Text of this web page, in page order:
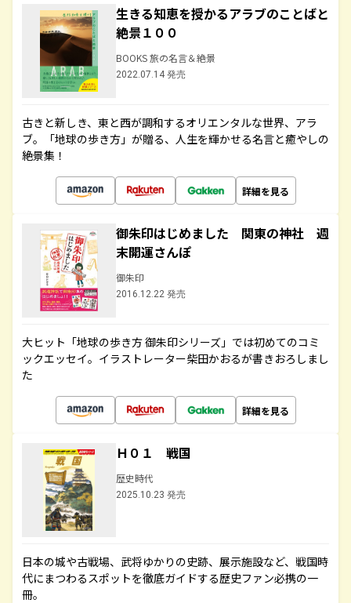
生きる知恵を授かるアラブのことばと
絶景１００
BOOKS 旅の名言＆絶景
2022.07.14 発売
古きと新しき、東と西が調和するオリエンタルな世界、アラ
ブ。「地球の歩き方」が贈る、人生を輝かせる名言と癒やしの
絶景集！
詳細を見る
御朱印はじめました 関東の神社 週
末開運さんぽ
御朱印
2016.12.22 発売
大ヒット「地球の歩き方 御朱印シリーズ」では初めてのコミ
ックエッセイ。イラストレーター柴田かおるが書きおろしまし
た
詳細を見る
Ｈ０１ 戦国
歴史時代
2025.10.23 発売
日本の城や古戦場、武将ゆかりの史跡、展示施設など、戦国時
代にまつわるスポットを徹底ガイドする歴史ファン必携の一
冊。